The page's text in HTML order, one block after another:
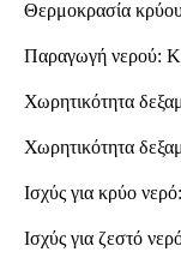
Θερμοκρασία
Παραγωγή νερού:
Χωρητικότητα
Χωρητικότητα
Ισχύς για κρύο
Ισχύς για ζεστό